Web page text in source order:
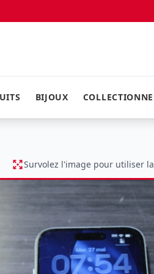
BIJOUX
Survolez l'image pour utiliser